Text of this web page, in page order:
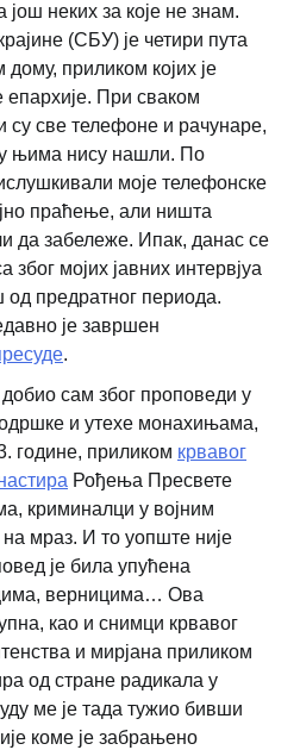
неких за које не знам.
(СБУ) је четири пута
приликом којих је
епархије. При сваком
су све телефоне и рачунаре,
њима нису нашли. По
моје телефонске
праћење, али ништа
да забележе. Ипак, данас се
због мојих јавних интервјуа
од предратног периода.
је завршен
.
сам због проповеди у
и утехе монахињама,
године, приликом крвавог
Рођења Пресвете
криминалци у војним
мраз. И то уопште није
је била упућена
верницима… Ова
као и снимци крвавог
и мирјана приликом
од стране радикала у
ме је тада тужио бивши
коме је забрањено